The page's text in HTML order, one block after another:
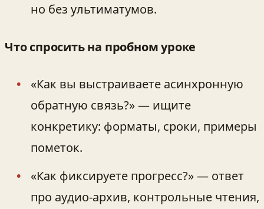
но без ультиматумов.
Что спросить на пробном уроке
«Как вы выстраиваете асинхронную
обратную связь?» — ищите
конкретику: форматы, сроки, примеры
пометок.
«Как фиксируете прогресс?» — ответ
про аудио-архив, контрольные чтения,